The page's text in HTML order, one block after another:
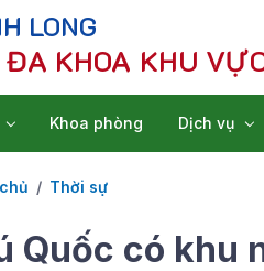
LONG
KHOA KHU
Khoa phòng Dịch vụ
Thời sự
Quốc có khu